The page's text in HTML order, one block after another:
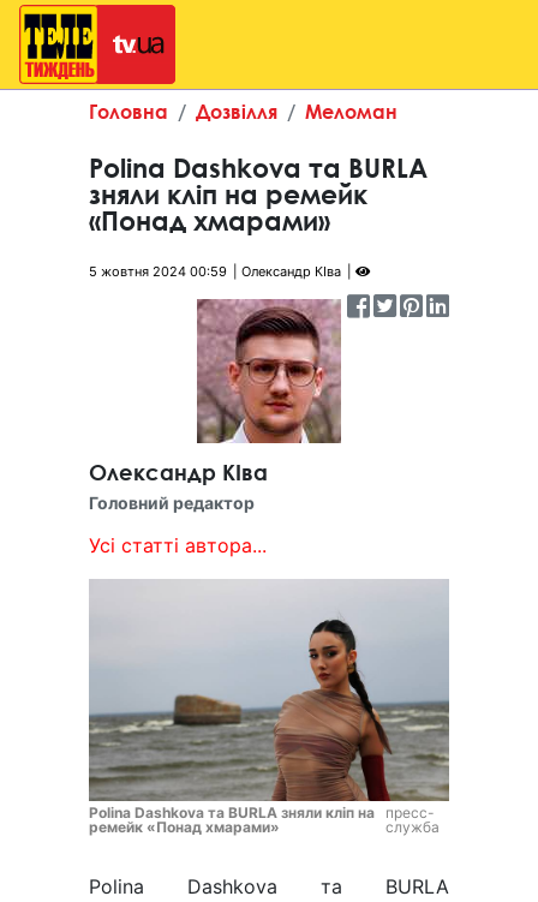
Головна Дозвілля Меломан
Polina Dashkova та BURLA
зняли кліп на ремейк
«Понад хмарами»
5 жовтня 2024 00:59 Олександр КІва
Олександр КІва
Головний редактор
Усі статті автора...
Polina Dashkova та BURLA зняли кліп на
ремейк «Понад хмарами»
пресс-
служба
Polina Dashkova та BURLA